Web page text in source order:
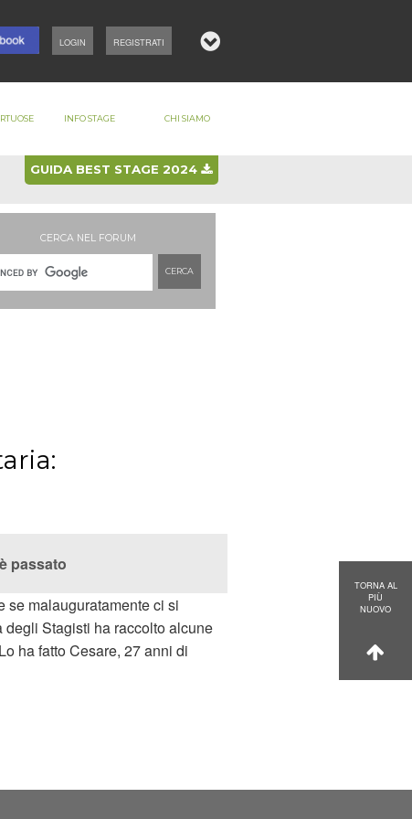
REGISTRATI
LOGIN
GUIDA BEST STAGE 2024
INFO STAGE CHI SIAMO
CERCA NEL FORUM
CERCA
passato
se malauguratamente ci si
Stagisti ha raccolto alcune
ha fatto Cesare, 27 anni di
TORNA AL
PIÙ
NUOVO